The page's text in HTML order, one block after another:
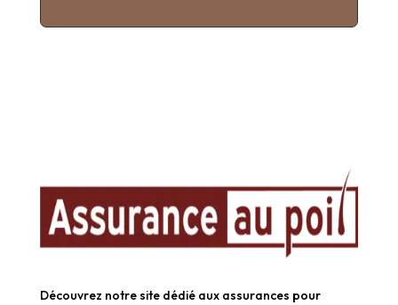
Découvrez notre site dédié aux assurances pour